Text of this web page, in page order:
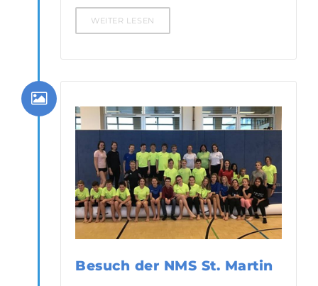
WEITER LESEN
Besuch der NMS St. Martin